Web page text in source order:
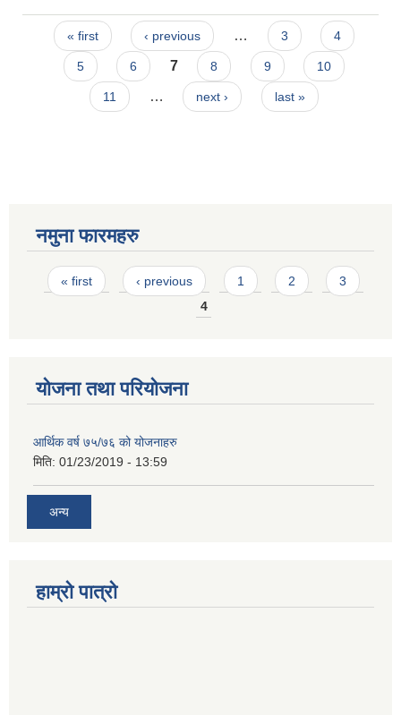
गरिएको सम्बन्धमा ।
Pages
« first ‹ previous … 3 4
5 6 7 8 9 10
11 … next › last »
नमुना फारमहरु
Pages
« first ‹ previous 1 2
3
4
योजना तथा परियोजना
आर्थिक वर्ष ७५/७६ को योजनाहरु
मिति: 01/23/2019 - 13:59
अन्य
हाम्रो पात्रो